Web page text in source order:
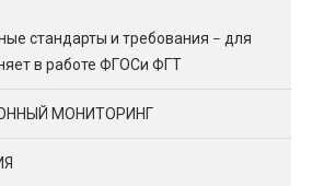
стандарты и требования – для
в работе ФГОСи ФГТ
МОНИТОРИНГ